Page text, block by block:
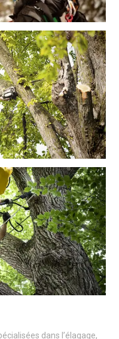
dans l’élagage,